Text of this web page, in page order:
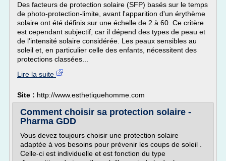
Des facteurs de protection solaire (SFP) basés sur le temps
de photo-protection-limite, avant l'apparition d'un érythème
solaire ont été définis sur une échelle de 2 à 60. Ce critère
est cependant subjectif, car il dépend des types de peau et
de l'intensité solaire considérée. Les peaux sensibles au
soleil et, en particulier celle des enfants, nécessitent des
protections classées...
Lire la suite
Site : http://www.esthetiquehomme.com
Comment choisir sa protection solaire -
Pharma GDD
Vous devez toujours choisir une protection solaire
adaptée à vos besoins pour prévenir les coups de soleil .
Celle-ci est individuelle et est fonction du type